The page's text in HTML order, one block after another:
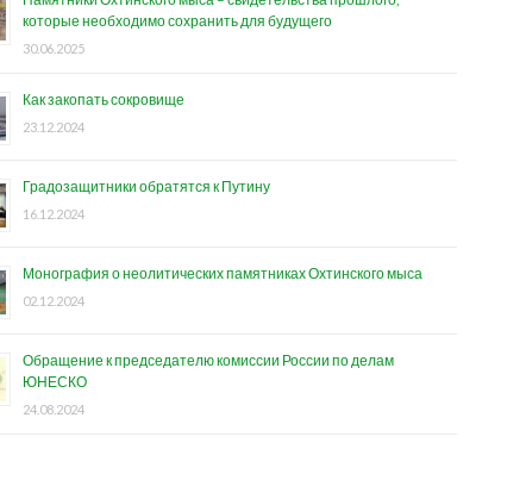
которые необходимо сохранить для будущего
30.06.2025
Как закопать сокровище
23.12.2024
Градозащитники обратятся к Путину
16.12.2024
Монография о неолитических памятниках Охтинского мыса
02.12.2024
Обращение к председателю комиссии России по делам
ЮНЕСКО
24.08.2024